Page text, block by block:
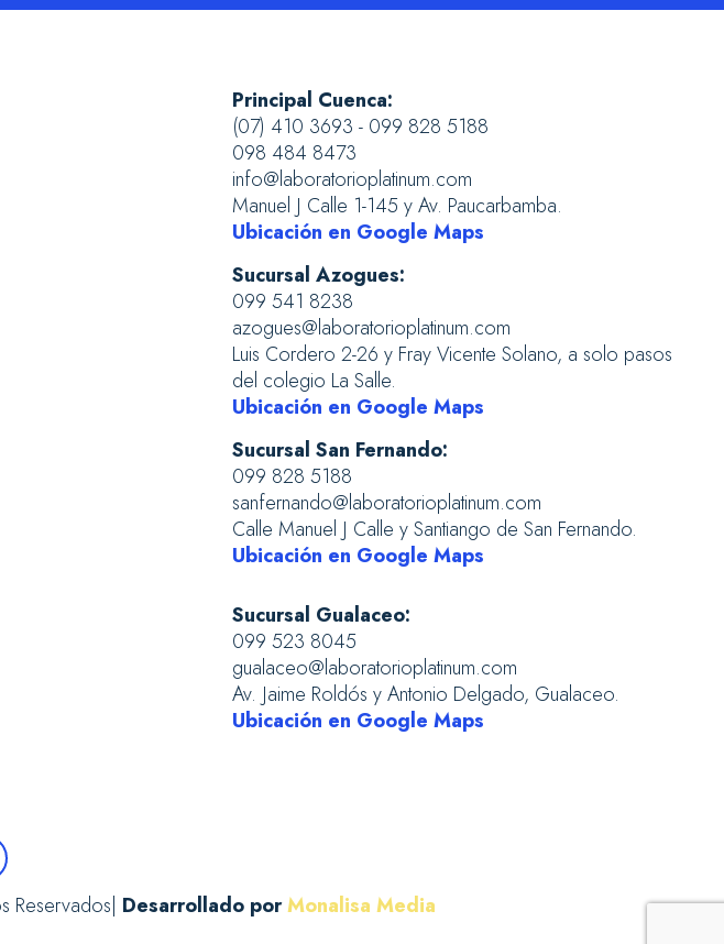
Principal Cuenca:
(07) 410 3693 - 099 828 5188
098 484 8473
info@laboratorioplatinum.com
Manuel J Calle 1-145 y Av. Paucarbamba.
Ubicación en Google Maps
Sucursal Azogues:
099 541 8238
azogues@laboratorioplatinum.com
Luis Cordero 2-26 y Fray Vicente Solano, a solo pasos
del colegio La Salle.
Ubicación en Google Maps
Sucursal San Fernando:
099 828 5188
sanfernando@laboratorioplatinum.com
Calle Manuel J Calle y Santiango de San Fernando.
Ubicación en Google Maps
Sucursal Gualaceo:
099 523 8045
gualaceo@laboratorioplatinum.com
Av. Jaime Roldós y Antonio Delgado, Gualaceo.
Ubicación en Google Maps
Reservados| Desarrollado porMonalisa Media